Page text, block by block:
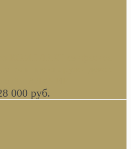
КОМПЛЕКТ санфаянса
В НАЛИЧИИ
000 руб.